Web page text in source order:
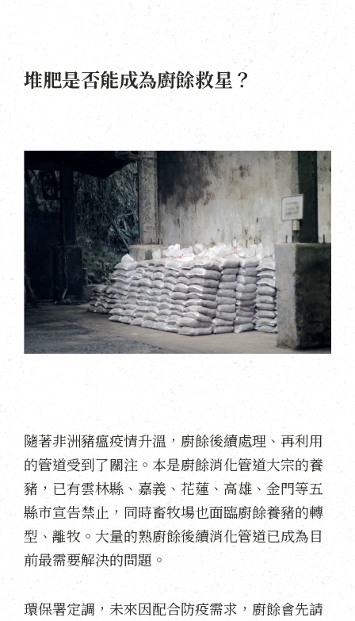
堆肥是否能成為廚餘救星？
隨著非洲豬瘟疫情升溫，廚餘後續處理、再利用
的管道受到了關注。本是廚餘消化管道大宗的養
豬，已有雲林縣、嘉義、花蓮、高雄、金門等五
縣市宣告禁止，同時畜牧場也面臨廚餘養豬的轉
型、離牧。大量的熟廚餘後續消化管道已成為目
前最需要解決的問題。
環保署定調，未來因配合防疫需求，廚餘會先請